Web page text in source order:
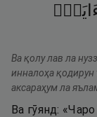
Ва қолу лав ла
инналоҳа қодирун
аксараҳум ла
Ва гӯянд: